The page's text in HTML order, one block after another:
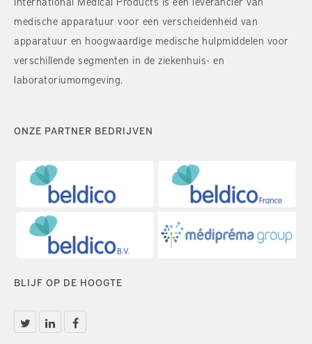
medische apparatuur voor een verscheidenheid van
apparatuur en hoogwaardige medische hulpmiddelen voor
verschillende segmenten in de ziekenhuis- en
laboratoriumomgeving.
ONZE PARTNER BEDRIJVEN
BLIJF OP DE HOOGTE